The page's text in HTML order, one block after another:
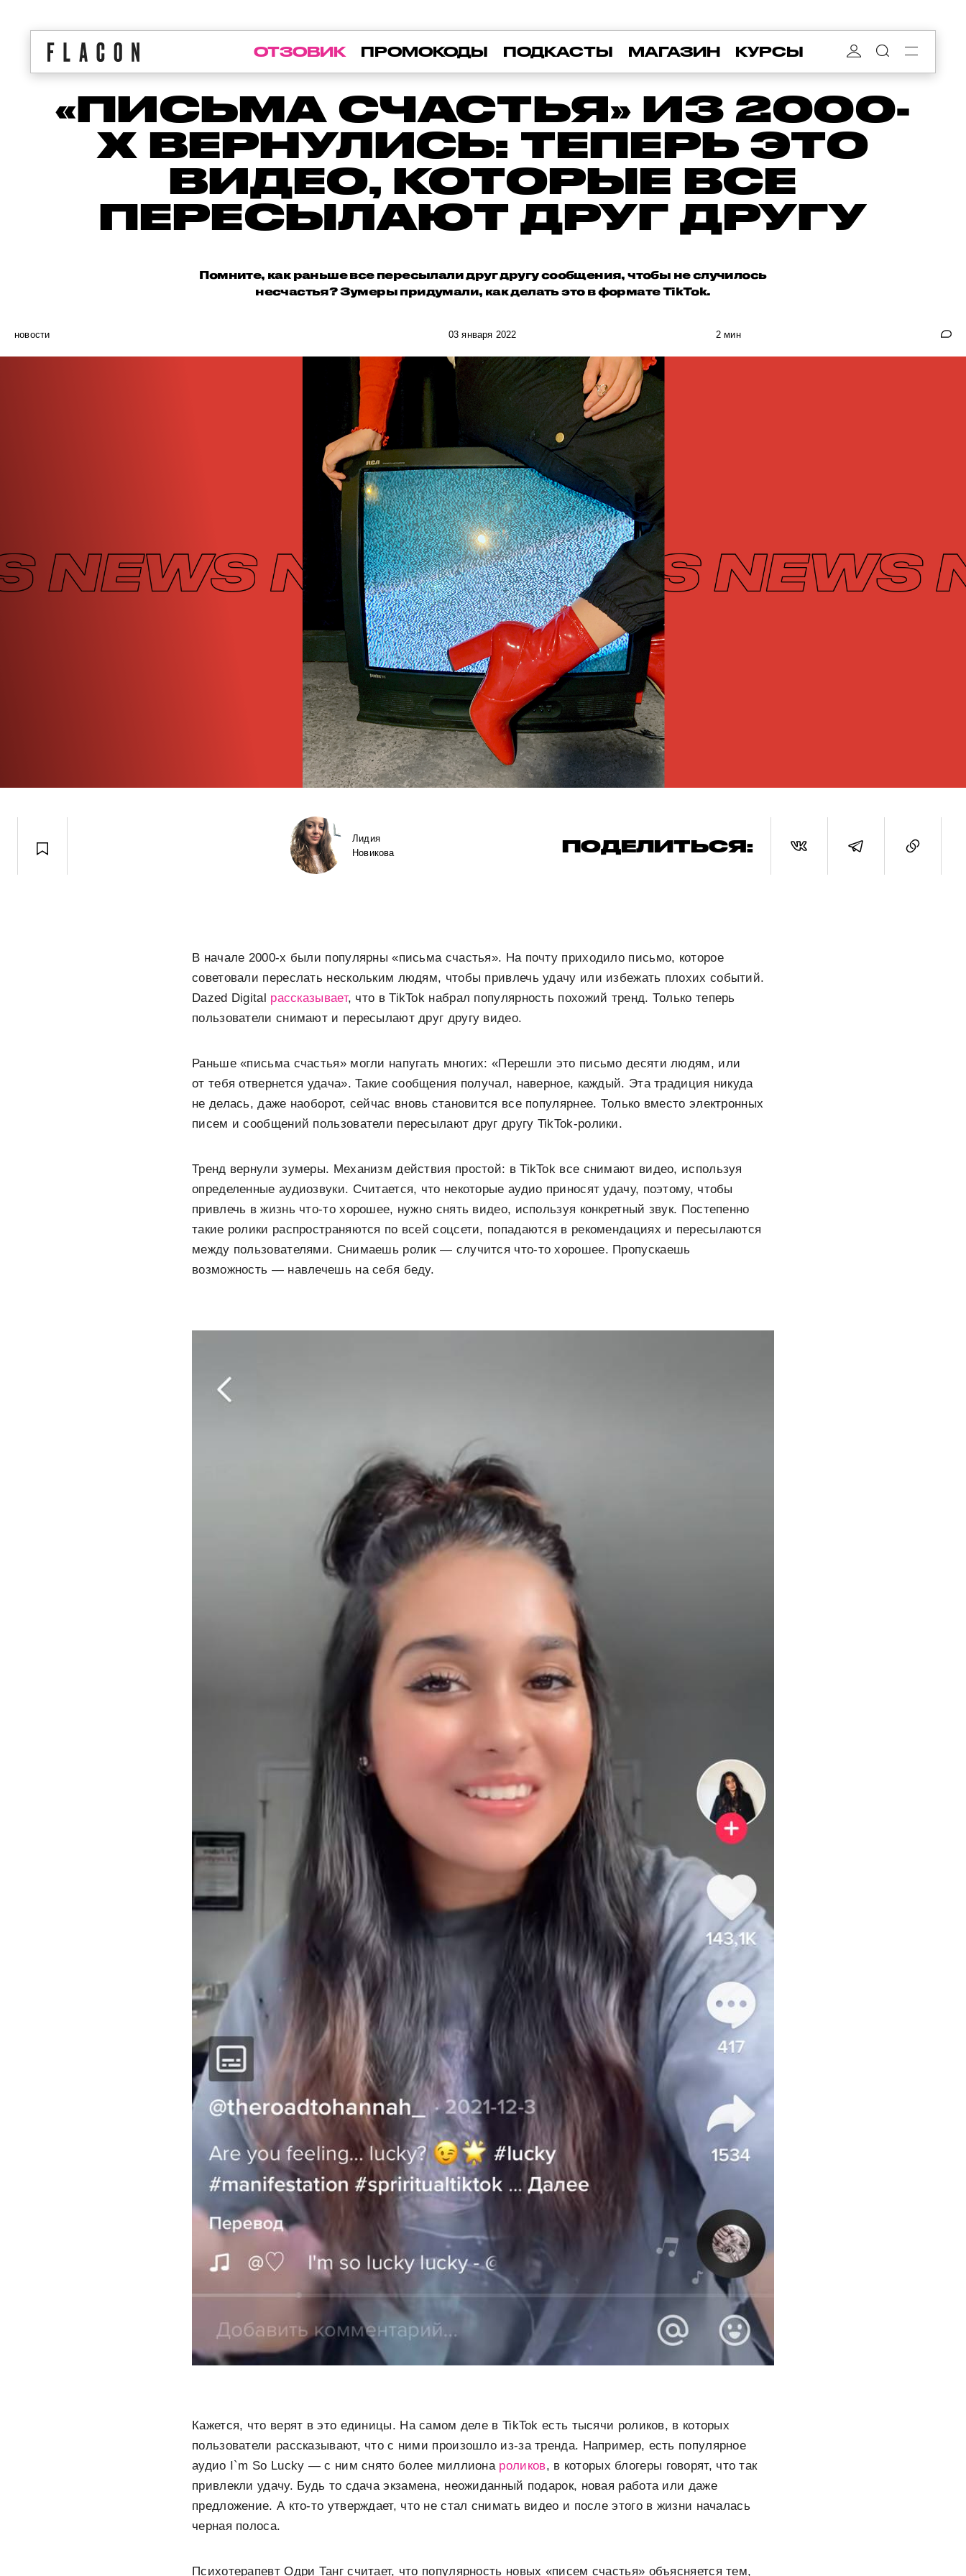
ОТЗОВИК ПРОМОКОДЫ ПОДКАСТЫ МАГАЗИН КУРСЫ
«ПИСЬМА СЧАСТЬЯ» ИЗ 2000-
Х ВЕРНУЛИСЬ: ТЕПЕРЬ ЭТО
ВИДЕО, КОТОРЫЕ ВСЕ
ПЕРЕСЫЛАЮТ ДРУГ ДРУГУ
Помните, как раньше все пересылали друг другу сообщения, чтобы не случилось
несчастья? Зумеры придумали, как делать это в формате TikTok.
новости 03 января 2022 2 мин
Лидия
Новикова
ПОДЕЛИТЬСЯ:
В начале 2000-х были популярны «письма счастья». На почту приходило письмо, которое
советовали переслать нескольким людям, чтобы привлечь удачу или избежать плохих событий.
Dazed Digital рассказывает, что в TikTok набрал популярность похожий тренд. Только теперь
пользователи снимают и пересылают друг другу видео.
Раньше «письма счастья» могли напугать многих: «Перешли это письмо десяти людям, или
от тебя отвернется удача». Такие сообщения получал, наверное, каждый. Эта традиция никуда
не делась, даже наоборот, сейчас вновь становится все популярнее. Только вместо электронных
писем и сообщений пользователи пересылают друг другу TikTok-ролики.
Тренд вернули зумеры. Механизм действия простой: в TikTok все снимают видео, используя
определенные аудиозвуки. Считается, что некоторые аудио приносят удачу, поэтому, чтобы
привлечь в жизнь что-то хорошее, нужно снять видео, используя конкретный звук. Постепенно
такие ролики распространяются по всей соцсети, попадаются в рекомендациях и пересылаются
между пользователями. Снимаешь ролик — случится что-то хорошее. Пропускаешь
возможность — навлечешь на себя беду.
Кажется, что верят в это единицы. На самом деле в TikTok есть тысячи роликов, в которых
пользователи рассказывают, что с ними произошло из-за тренда. Например, есть популярное
аудио I`m So Lucky — с ним снято более миллиона роликов, в которых блогеры говорят, что так
привлекли удачу. Будь то сдача экзамена, неожиданный подарок, новая работа или даже
предложение. А кто-то утверждает, что не стал снимать видео и после этого в жизни началась
черная полоса.
Психотерапевт Одри Танг считает, что популярность новых «писем счастья» объясняется тем,